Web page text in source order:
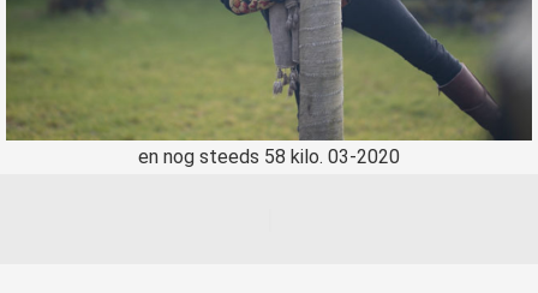
en nog steeds 58 kilo. 03-2020